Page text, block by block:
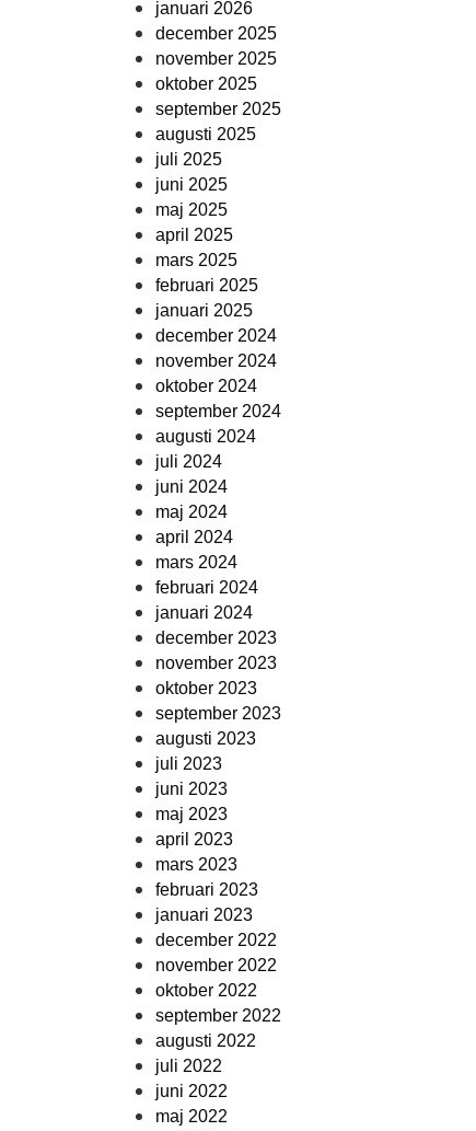
januari 2026
december 2025
november 2025
oktober 2025
september 2025
augusti 2025
juli 2025
juni 2025
maj 2025
april 2025
mars 2025
februari 2025
januari 2025
december 2024
november 2024
oktober 2024
september 2024
augusti 2024
juli 2024
juni 2024
maj 2024
april 2024
mars 2024
februari 2024
januari 2024
december 2023
november 2023
oktober 2023
september 2023
augusti 2023
juli 2023
juni 2023
maj 2023
april 2023
mars 2023
februari 2023
januari 2023
december 2022
november 2022
oktober 2022
september 2022
augusti 2022
juli 2022
juni 2022
maj 2022